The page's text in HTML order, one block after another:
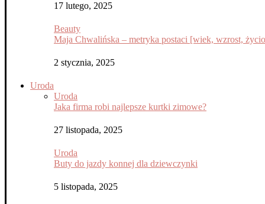
17 lutego, 2025
Beauty
Maja Chwalińska – metryka postaci [wiek, wzrost,
2 stycznia, 2025
Uroda
Uroda
Jaka firma robi najlepsze kurtki zimowe?
27 listopada, 2025
Uroda
Buty do jazdy konnej dla dziewczynki
5 listopada, 2025